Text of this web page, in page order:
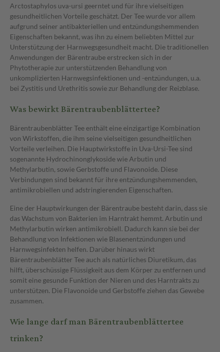
Arctostaphylos uva-ursi geerntet und für ihre vielseitigen
gesundheitlichen Vorteile geschätzt. Der Tee wurde vor allem
aufgrund seiner antibakteriellen und entzündungshemmenden
Eigenschaften bekannt, was ihn zu einem beliebten Mittel zur
Unterstützung der Harnwegsgesundheit macht. Die traditionellen
Anwendungen der Bärentraube erstrecken sich in der
Phytotherapie zur unterstützenden Behandlung von
unkomplizierten Harnwegsinfektionen und -entzündungen, u.a.
bei Zystitis und Urethritis sowie zur Behandlung der Reizblase.
Was bewirkt Bärentraubenblättertee?
Bärentraubenblätter Tee enthält eine einzigartige Kombination
von Wirkstoffen, die ihm seine vielseitigen gesundheitlichen
Vorteile verleihen. Die Hauptwirkstoffe in Uva-Ursi-Tee sind
sogenannte Hydrochinonglykoside wie Arbutin und
Methylarbutin, sowie Gerbstoffe und Flavonoide. Diese
Verbindungen sind bekannt für ihre entzündungshemmenden,
antimikrobiellen und adstringierenden Eigenschaften.
Eine der Hauptwirkungen der Bärentraube besteht darin, dass sie
das Wachstum von Bakterien im Harntrakt hemmt. Arbutin und
Methylarbutin wirken antimikrobiell. Dadurch kann sie bei der
Behandlung von Infektionen wie Blasenentzündungen und
Harnwegsinfekten helfen. Darüber hinaus wirkt
Bärentraubenblätter Tee auch als natürliches Diuretikum, das
hilft, überschüssige Flüssigkeit aus dem Körper zu entfernen und
somit eine gesunde Funktion der Nieren und des Harntrakts zu
unterstützen. Die Flavonoide und Gerbstoffe ziehen das Gewebe
zusammen.
Wie lange darf man Bärentraubenblättertee
trinken?